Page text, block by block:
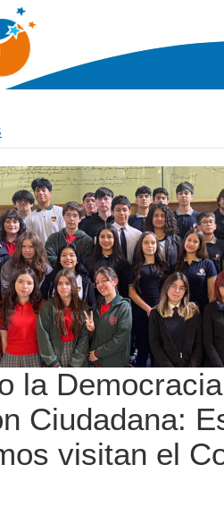
la
Ciudadana:
visitan el